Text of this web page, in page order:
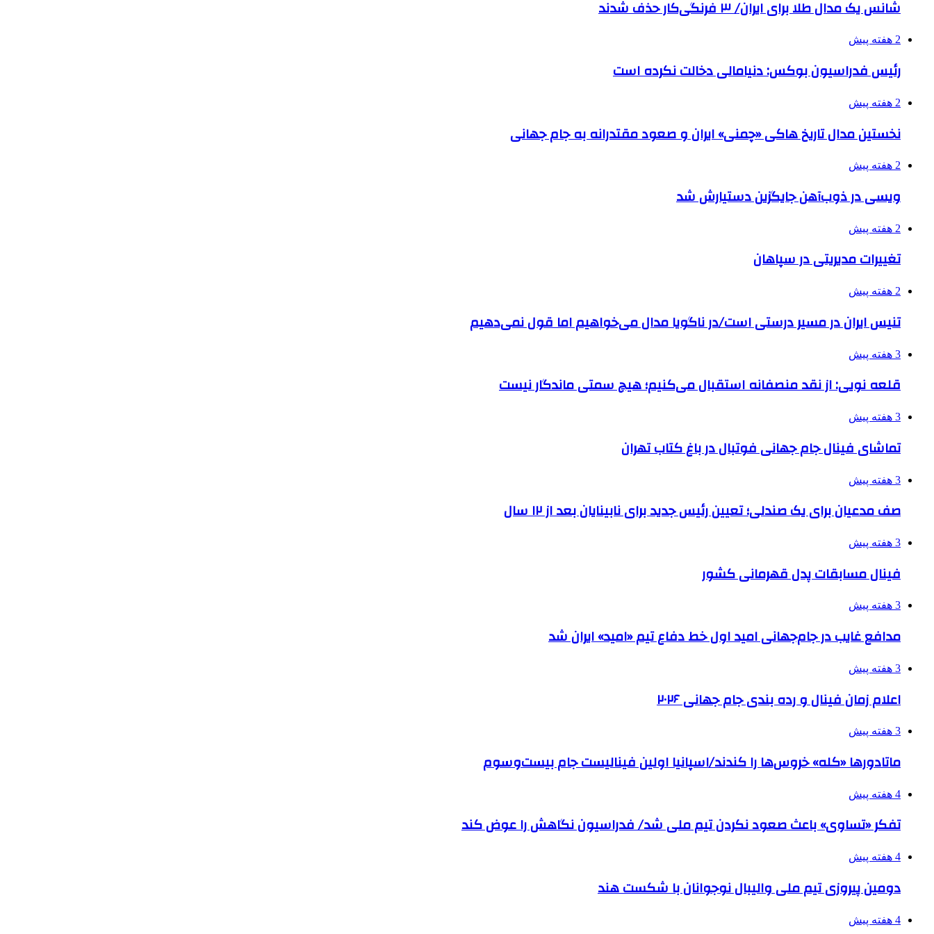
شانس یک مدال طلا برای ایران/ ۳ فرنگی‌کار حذف شدند
2 هفته پیش
رئیس فدراسیون بوکس: دنیامالی دخالت نکرده است
2 هفته پیش
نخستین مدال تاریخ هاکی «چمنی» ایران و صعود مقتدرانه به جام جهانی
2 هفته پیش
ویسی در ذوب‌آهن جایگزین دستیارش شد
2 هفته پیش
تغییرات مدیریتی در سپاهان
2 هفته پیش
تنیس ایران در مسیر درستی است/در ناگویا مدال می‌خواهیم اما قول نمی‌دهیم
3 هفته پیش
قلعه نویی: از نقد منصفانه استقبال می‌کنیم؛ هیچ سمتی ماندگار نیست
3 هفته پیش
تماشای فینال جام جهانی فوتبال در باغ کتاب تهران
3 هفته پیش
صف مدعیان برای یک صندلی؛ تعیین رئیس جدید برای نابینایان بعد از ۱۲ سال
3 هفته پیش
فینال مسابقات پدل قهرمانی کشور
3 هفته پیش
مدافع غایب در جام‌جهانی امید اول خط دفاع تیم «امید» ایران شد
3 هفته پیش
اعلام زمان فینال و رده بندی جام جهانی ۲۰۲۶
3 هفته پیش
ماتادورها «کله» خروس‌ها را کندند/اسپانیا اولین فینالیست جام بیست‌وسوم
4 هفته پیش
تفکر «تساوی» باعث صعود نکردن تیم ملی شد/ فدراسیون نگاهش را عوض کند
4 هفته پیش
دومین پیروزی تیم ملی والیبال نوجوانان با شکست هند
4 هفته پیش